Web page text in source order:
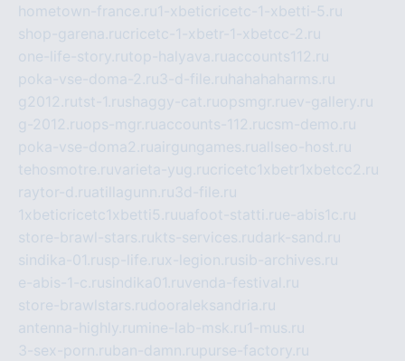
hometown-france.ru1-xbeticricetc-1-xbetti-5.ru
shop-garena.rucricetc-1-xbetr-1-xbetcc-2.ru
one-life-story.rutop-halyava.ruaccounts112.ru
poka-vse-doma-2.ru3-d-file.ru hahahaharms.ru
g2012.rutst-1.rushaggy-cat.ruopsmgr.ruev-gallery.ru
g-2012.ruops-mgr.ruaccounts-112.rucsm-demo.ru
poka-vse-doma2.ruairgungames.ruallseo-host.ru
tehosmotre.ruvarieta-yug.rucricetc1xbetr1xbetcc2.ru
raytor-d.ruatillagunn.ru3d-file.ru
1xbeticricetc1xbetti5.ruuafoot-statti.rue-abis1c.ru
store-brawl-stars.rukts-services.rudark-sand.ru
sindika-01.rusp-life.rux-legion.rusib-archives.ru
e-abis-1-c.rusindika01.ruvenda-festival.ru
store-brawlstars.rudooraleksandria.ru
antenna-highly.ru mine-lab-msk.ru1-mus.ru
3-sex-porn.ruban-damn.rupurse-factory.ru